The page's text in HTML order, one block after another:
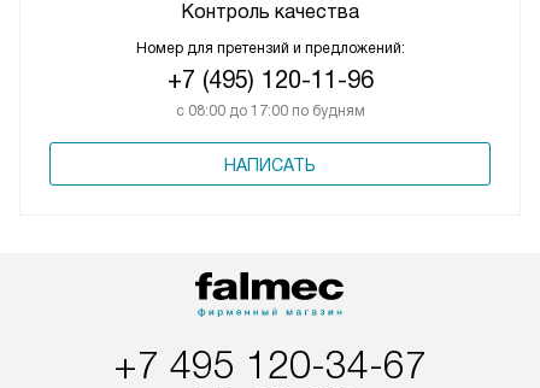
Контроль качества
Номер для претензий и предложений:
+7 (495) 120-11-96
с 08:00 до 17:00 по будням
НАПИСАТЬ
+7 495 120-34-67